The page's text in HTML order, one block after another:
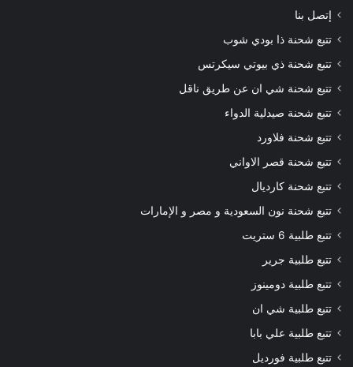
إتصل بنا
تتبع شحنة ذا بودي شوب
تتبع شحنة ذي بيوتي سيكرتس
تتبع شحنة شي ان عن طريق ناقل
تتبع شحنة صيدلية الدواء
تتبع شحنة فلاورد
تتبع شحنة قصر الاواني
تتبع شحنة كارديال
تتبع شحنة نون السعودية و مصر و الإمارات
تتبع طلبية 6 ستريت
تتبع طلبية جرير
تتبع طلبية دومينوز
تتبع طلبية شي ان
تتبع طلبية علي بابا
تتبع طلبية فورديل